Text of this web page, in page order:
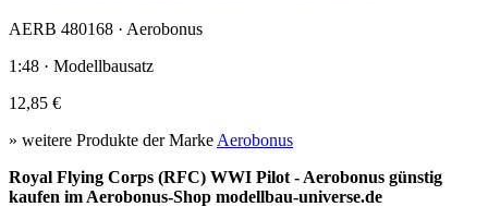
AERB 480168 · Aerobonus
1:48 · Modellbausatz
12,85 €
» weitere Produkte der Marke Aerobonus
Royal Flying Corps (RFC) WWI Pilot - Aerobonus günstig
kaufen im Aerobonus-Shop modellbau-universe.de